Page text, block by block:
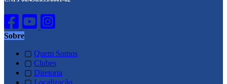
Sobre
▢ Quem Somos
▢ Clubes
▢ Diretoria
▢ Localização